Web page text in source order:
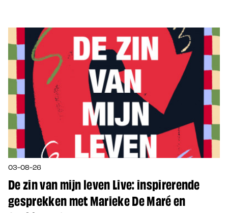
03-08-26
De zin van mijn leven Live: inspirerende
gesprekken met Marieke De Maré en